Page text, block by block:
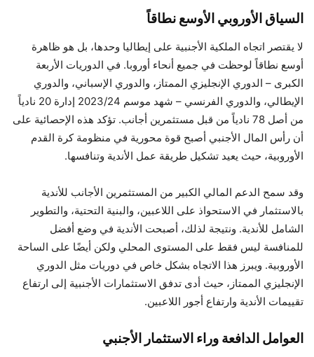
السياق الأوروبي الأوسع نطاقاً
لا يقتصر اتجاه الملكية الأجنبية على إيطاليا وحدها، بل هو ظاهرة
أوسع نطاقاً لوحظت في جميع أنحاء أوروبا. في الدوريات الأربعة
الكبرى – الدوري الإنجليزي الممتاز، والدوري الإسباني، والدوري
الإيطالي، والدوري الفرنسي – شهد موسم 2023/24 إدارة 20 نادياً
من أصل 78 نادياً من قبل مستثمرين أجانب. تؤكد هذه الإحصائية على
أن رأس المال الأجنبي أصبح قوة محورية في منظومة كرة القدم
الأوروبية، حيث يعيد تشكيل طريقة عمل الأندية وتنافسها.
وقد سمح الدعم المالي الكبير من المستثمرين الأجانب للأندية
بالاستثمار في الاستحواذ على اللاعبين، والبنية التحتية، والتطوير
الشامل للأندية. ونتيجة لذلك، أصبحت الأندية في وضع أفضل
للمنافسة ليس فقط على المستوى المحلي ولكن أيضًا على الساحة
الأوروبية. ويبرز هذا الاتجاه بشكل خاص في دوريات مثل الدوري
الإنجليزي الممتاز، حيث أدى تدفق الاستثمارات الأجنبية إلى ارتفاع
تقييمات الأندية وارتفاع أجور اللاعبين.
العوامل الدافعة وراء الاستثمار الأجنبي